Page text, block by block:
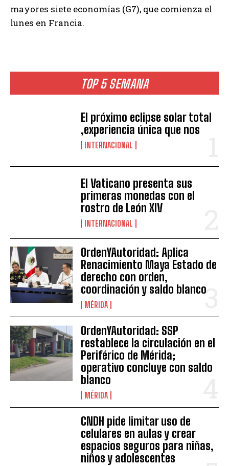
TOP 5 SEMANA
El próximo eclipse solar total
,experiencia única que nos
INTERNACIONAL
El Vaticano presenta sus
primeras monedas con el
rostro de León XIV
INTERNACIONAL
OrdenYAutoridad: Aplica
Renacimiento Maya Estado de
derecho con orden,
coordinación y saldo blanco
MÉRIDA
OrdenYAutoridad: SSP
restablece la circulación en el
Periférico de Mérida;
operativo concluye con saldo
blanco
MÉRIDA
CNDH pide limitar uso de
celulares en aulas y crear
espacios seguros para niñas,
niños y adolescentes
mayores siete economías (G7), que comienza el
lunes en Francia.